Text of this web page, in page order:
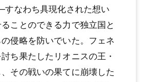
すなわち具現化された想い
ことのできる⼒で独⽴国と
侵略を防いでいた。フェネ
ち果たしたリオニスの王・
その戦いの果てに崩壊した